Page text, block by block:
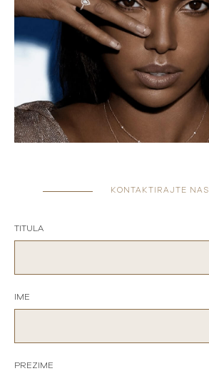
KONTAKTIRAJTE NAS
TITULA
IME
PREZIME